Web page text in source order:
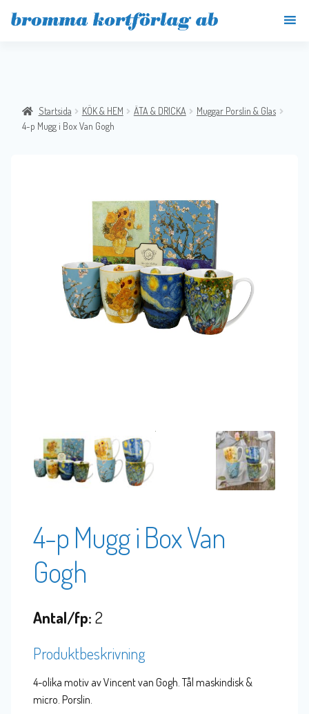
Startsida KÖK & HEM ÄTA & DRICKA
Muggar Porslin & Glas
4-p Mugg i Box Van Gogh
4-p Mugg i Box Van
Gogh
Antal/fp: 2
Produktbeskrivning
4-olika motiv av Vincent van Gogh. Tål maskindisk &
micro. Porslin.